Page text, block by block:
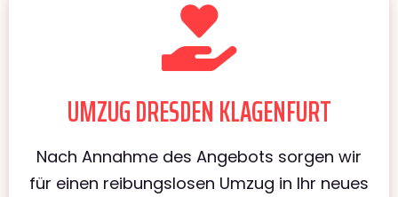
UMZUG DRESDEN KLAGENFURT
Nach Annahme des Angebots sorgen wir
für einen reibungslosen Umzug in Ihr neues